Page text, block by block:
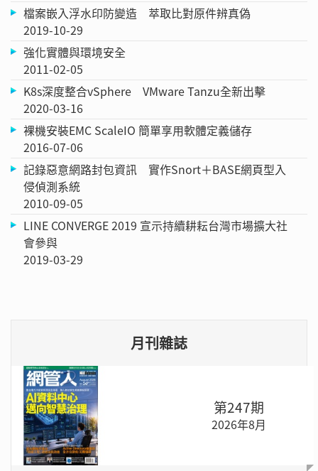
檔案嵌入浮水印防變造 萃取比對原件辨真偽
2019-10-29
強化實體與環境安全
2011-02-05
K8s深度整合vSphere VMware Tanzu全新出擊
2020-03-16
裸機安裝EMC ScaleIO 簡單享用軟體定義儲存
2016-07-06
記錄惡意網路封包資訊 實作Snort＋BASE網頁型入
侵偵測系統
2010-09-05
LINE CONVERGE 2019 宣示持續耕耘台灣市場擴大社
會參與
2019-03-29
月刊雜誌
第247期
2026年8月